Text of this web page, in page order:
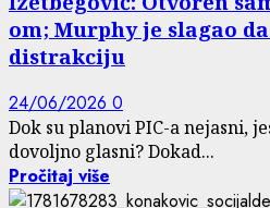
om; Murphy je slagao
distrakciju
24/06/2026 0
Dok su planovi PIC-a nejasni,
dovoljno glasni? Dokad...
Pročitaj više